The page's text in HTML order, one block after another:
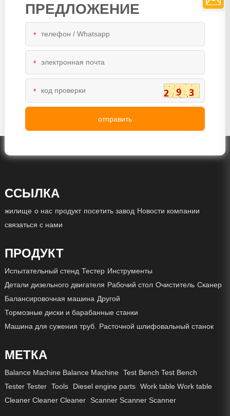
ПРЕДЛОЖЕНИЕ
*
*
*
ССЫЛКА
жилище о нас продукт посетить завод Новости компании
связаться с нами
ПРОДУКТ
Испытательный стенд Тестер Инструменты
Детали дизельного двигателя Рабочий стол Очиститель Сканер
Балансировочная машина Другой
Тормозные диски и барабанные станки
Машина для сужения труб.
Расточной шлифовальный станок
МЕТКА
Balance Machine Balance Machine
Test Bench Test Bench
Tester Tester Tools Diesel engine parts Work table Work table
Cleaner Cleaner Cleaner
Scanner Scanner Scanner